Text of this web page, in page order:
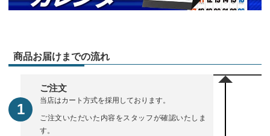
商品お届けまでの流れ
ご注文
当店はカート方式を採用しております。
ご注文いただいた内容をスタッフが確認いたしま
す。